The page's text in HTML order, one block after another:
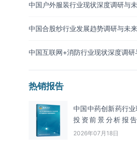
中国户外服装行业现状深度调研与
中国合股纱行业发展趋势调研与未
中国互联网+消防行业现状深度调研
热销报告
中国中药创新药行
投资前景分析报
年）
2026年07月18日